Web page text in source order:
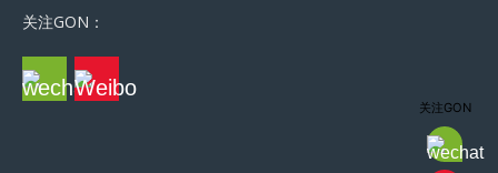
关注GON：
关注GON